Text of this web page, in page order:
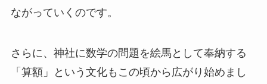
ながっていくのです。
さらに、神社に数学の問題を絵馬として奉納する
「算額」という文化もこの頃から広がり始めまし